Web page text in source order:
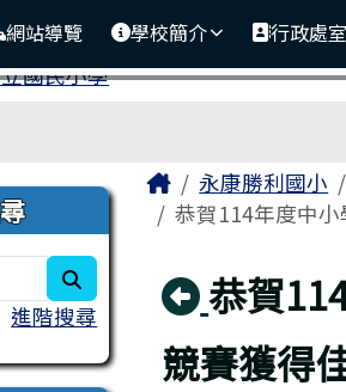
勝利國民小學
網站導覽 學校簡介 行政處室
進階搜尋
主內容區域
Home永康勝利國小
恭賀114年度中小
回上頁
恭賀
競賽獲得